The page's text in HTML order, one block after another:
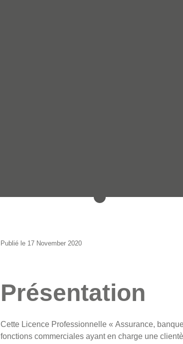
Publié le 17 November 2020
Présentation
Cette Licence Professionnelle « Assurance,
fonctions commerciales ayant en charge une